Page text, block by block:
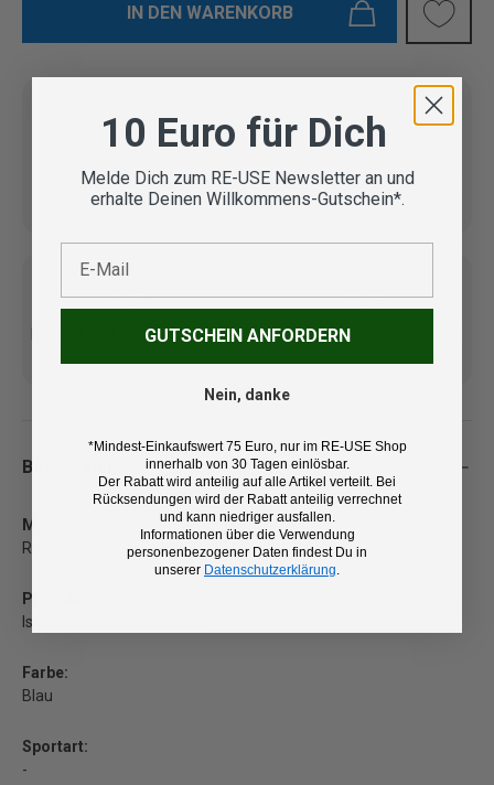
IN DEN WARENKORB
geprüfte Second Hand
Artikel
Lieferung in 3-5 Werktagen
Kostenlose Lieferung ab 100
14 Tage Rückgaberecht und
Beschreibung
Marke:
Rab
Produkt:
Isolationsjacke für Damen
Farbe:
Blau
Sportart:
-
10 Euro für Dich
Melde Dich zum RE-USE Newsletter an und
erhalte Deinen Willkommens-Gutschein*.
GUTSCHEIN ANFORDERN
Nein, danke
*Mindest-Einkaufswert 75 Euro, nur im RE-USE Shop
innerhalb von 30 Tagen einlösbar.
Der Rabatt wird anteilig auf alle Artikel verteilt. Bei
Rücksendungen wird der Rabatt anteilig verrechnet
und kann niedriger ausfallen.
Informationen über die Verwendung
personenbezogener Daten findest Du in
unserer Datenschutzerklärung